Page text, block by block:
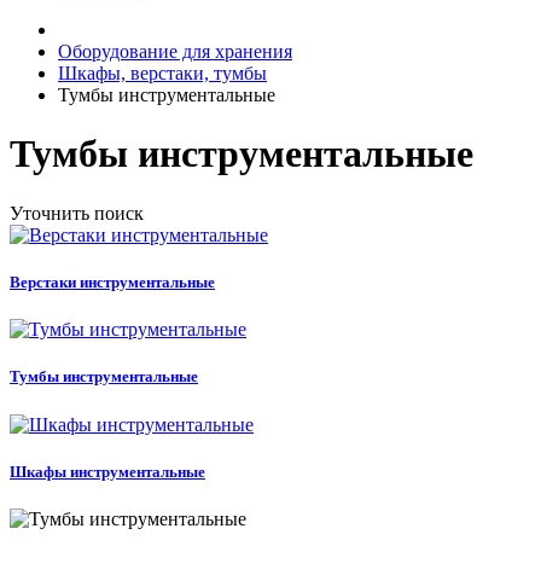
Оборудование для хранения
Шкафы, верстаки, тумбы
Тумбы инструментальные
Тумбы инструментальные
Уточнить поиск
Верстаки инструментальные
Тумбы инструментальные
Шкафы инструментальные